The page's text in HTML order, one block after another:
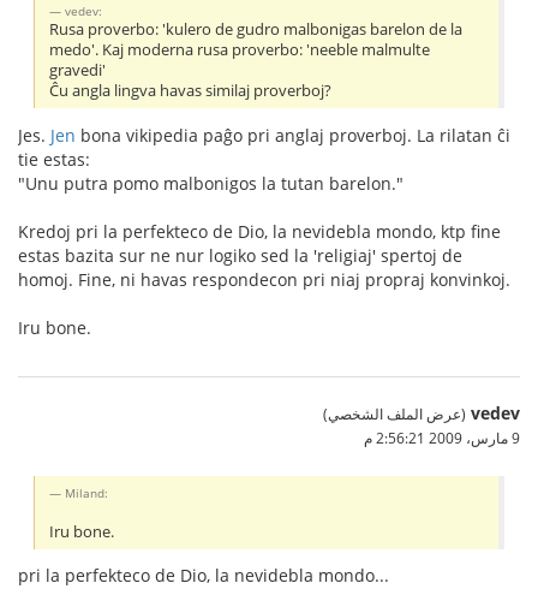
vedev:
Rusa proverbo: 'kulero de gudro malbonigas barelon de la
medo'. Kaj moderna rusa proverbo: 'neeble malmulte
gravedi'
Ĉu angla lingva havas similaj proverboj?
Jes. Jen bona vikipedia paĝo pri anglaj proverboj. La rilatan ĉi
tie estas:
"Unu putra pomo malbonigos la tutan barelon."
Kredoj pri la perfekteco de Dio, la nevidebla mondo, ktp fine
estas bazita sur ne nur logiko sed la 'religiaj' spertoj de
homoj. Fine, ni havas respondecon pri niaj propraj konvinkoj.
Iru bone.
vedev (عرض الملف الشخصي)
9 مارس، 2009 2:56:21 م
Miland:
Iru bone.
pri la perfekteco de Dio, la nevidebla mondo...